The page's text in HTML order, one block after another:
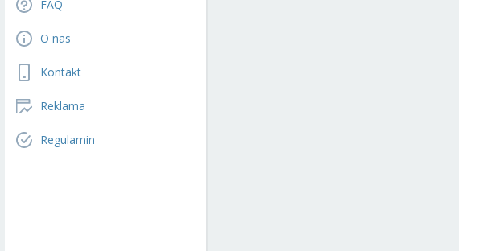
FAQ
O nas
Kontakt
Reklama
Regulamin